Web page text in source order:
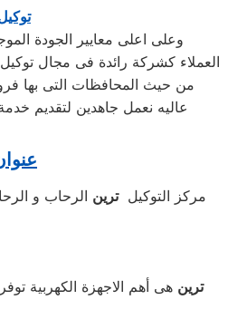
وعلى اعلى معايير الجودة
العملاء كشركة رائدة فى مجال توكيل
من حيث المحافظات التى بها
عاليه نعمل جاهدين لتقديم خدمة
: مركز التوكيلترين الرحاب و
ترين هى أهم الاجهزة الكهربية